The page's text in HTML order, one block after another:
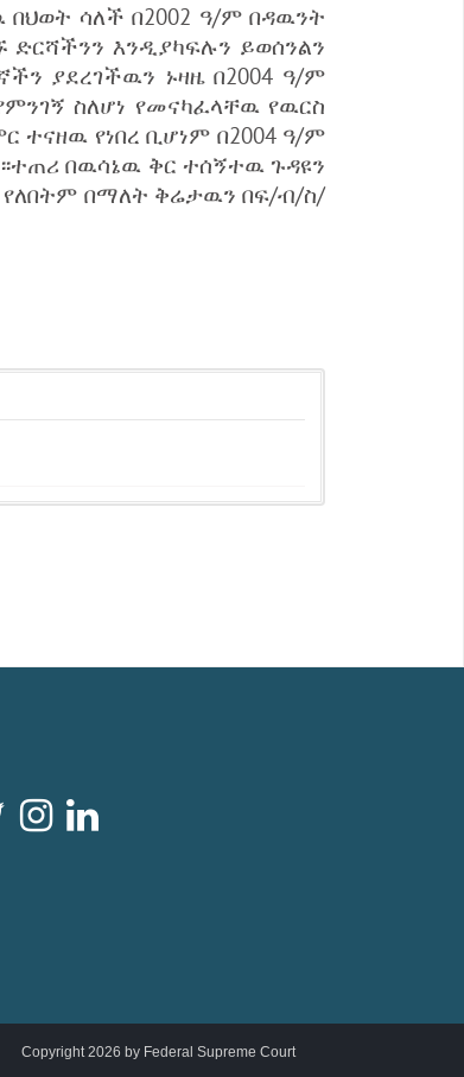
ሳለች በ2002 ዓ/ም በዳዉንት
እንዲያካፍሉን ይወሰንልን
ያደረገችዉን ኑዛዜ በ2004 ዓ/ም
ስለሆነ የመናካፈላቸዉ የዉርስ
ተናዘዉ የነበረ ቢሆነም በ2004 ዓ/ም
በዉሳኔዉ ቅር ተሰኝተዉ ጉዳዩን
የለበትም በማለት ቅሬታዉን በፍ/ብ/ስ/
Copyright 2026 by Federal Supreme Court